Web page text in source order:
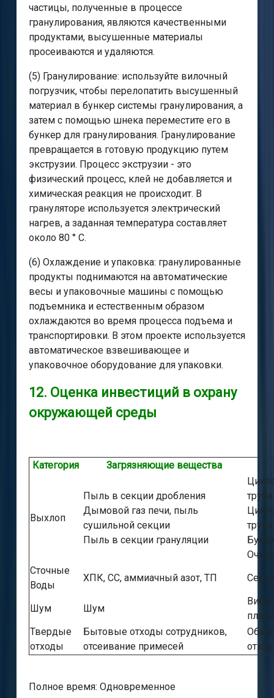
частицы, полученные в процессе
гранулирования, являются качественными
продуктами, высушенные материалы
просеиваются и удаляются.
(5) Гранулирование: используйте вилочный
погрузчик, чтобы перелопатить высушенный
материал в бункер системы гранулирования, а
затем с помощью шнека переместите его в
бункер для гранулирования. Гранулирование
превращается в готовую продукцию путем
экструзии. Процесс экструзии - это
физический процесс, клей не добавляется и
химическая реакция не происходит. В
грануляторе используется электрический
нагрев, а заданная температура составляет
около 80 ° C.
(6) Охлаждение и упаковка: гранулированные
продукты поднимаются на автоматические
весы и упаковочные машины с помощью
подъемника и естественным образом
охлаждаются во время процесса подъема и
транспортировки. В этом проекте используется
автоматическое взвешивающее и
упаковочное оборудование для упаковки.
12. Оценка инвестиций в охрану
окружающей среды
Категория Загрязняющие вещества
Выхлоп
Пыль в секции дробления
Дымовой газ печи, пыль
сушильной секции
Пыль в секции грануляции
Сточные
Воды
ХПК, СС, аммиачный азот, ТП
Шум Шум
Твердые
отходы
Бытовые отходы сотрудников,
отсеивание примесей
Полное время: Одновременное